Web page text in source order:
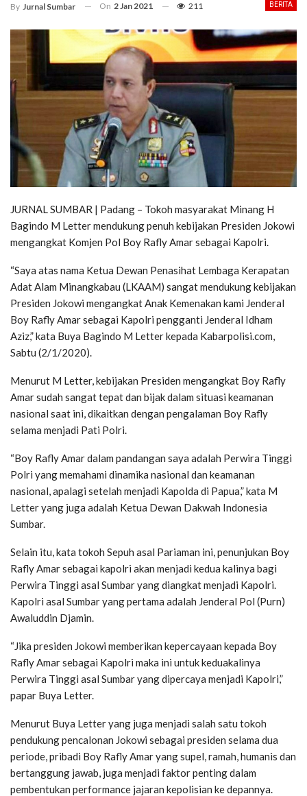
BERITA
By Jurnal Sumbar On 2 Jan 2021 211
JURNAL SUMBAR | Padang – Tokoh masyarakat Minang H
Bagindo M Letter mendukung penuh kebijakan Presiden Jokowi
mengangkat Komjen Pol Boy Rafly Amar sebagai Kapolri.
“Saya atas nama Ketua Dewan Penasihat Lembaga Kerapatan
Adat Alam Minangkabau (LKAAM) sangat mendukung kebijakan
Presiden Jokowi mengangkat Anak Kemenakan kami Jenderal
Boy Rafly Amar sebagai Kapolri pengganti Jenderal Idham
Aziz,” kata Buya Bagindo M Letter kepada Kabarpolisi.com,
Sabtu (2/1/2020).
Menurut M Letter, kebijakan Presiden mengangkat Boy Rafly
Amar sudah sangat tepat dan bijak dalam situasi keamanan
nasional saat ini, dikaitkan dengan pengalaman Boy Rafly
selama menjadi Pati Polri.
“Boy Rafly Amar dalam pandangan saya adalah Perwira Tinggi
Polri yang memahami dinamika nasional dan keamanan
nasional, apalagi setelah menjadi Kapolda di Papua,” kata M
Letter yang juga adalah Ketua Dewan Dakwah Indonesia
Sumbar.
Selain itu, kata tokoh Sepuh asal Pariaman ini, penunjukan Boy
Rafly Amar sebagai kapolri akan menjadi kedua kalinya bagi
Perwira Tinggi asal Sumbar yang diangkat menjadi Kapolri.
Kapolri asal Sumbar yang pertama adalah Jenderal Pol (Purn)
Awaluddin Djamin.
“Jika presiden Jokowi memberikan kepercayaan kepada Boy
Rafly Amar sebagai Kapolri maka ini untuk keduakalinya
Perwira Tinggi asal Sumbar yang dipercaya menjadi Kapolri,”
papar Buya Letter.
Menurut Buya Letter yang juga menjadi salah satu tokoh
pendukung pencalonan Jokowi sebagai presiden selama dua
periode, pribadi Boy Rafly Amar yang supel, ramah, humanis dan
bertanggung jawab, juga menjadi faktor penting dalam
pembentukan performance jajaran kepolisian ke depannya.